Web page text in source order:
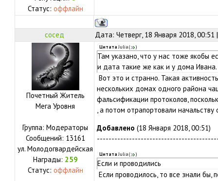
Статус: оффлайн
сосед Дата: Четверг, 18 Января 2018,
Почетный Житель
Мега Уровня
Группа: Модераторы
Сообщений: 13161
ул. Молодогвардейская
Награды: 259
Статус: оффлайн
Цитата Julia( )
Там указано, что у нас тоже якобы
и дата такие же как и у дома Ивана.
Вот это и странно. Такая
нескольких домах одного района
фальсификации протоколов,
, а потом отрапортовали начальству
Добавлено (18 Января 2018, 00:51)
Цитата Julia( )
Если и проводились
Если проводилось, то все знали